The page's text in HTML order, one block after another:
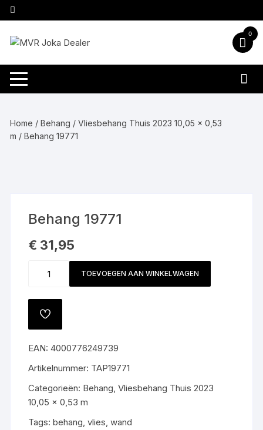
naar
inhoud
0
Home /Behang /Vliesbehang Thuis 2023 10,05 x 0,53
m / Behang 19771
Behang 19771
€ 31,95
19771
TOEVOEGEN AAN WINKELWAGEN
TOEVOEGEN
AAN
EAN:4000776249739
Artikelnummer: TAP19771
Categorieën: Behang,Vliesbehang Thuis 2023
10,05 x 0,53 m
Tags:behang,vlies,wand